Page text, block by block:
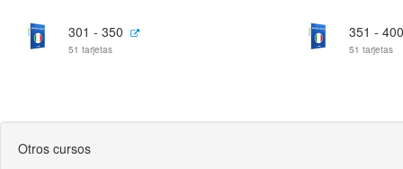
301 - 350
51 tarjetas
351 - 400
51 tarjetas
Otros cursos